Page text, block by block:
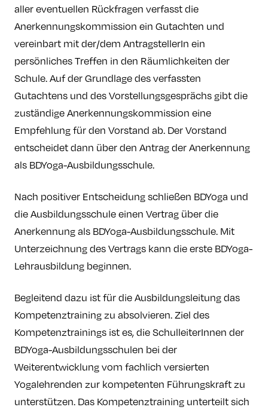
aller eventuellen Rückfragen verfasst die
Anerkennungskommission ein Gutachten und
vereinbart mit der/dem AntragstellerIn ein
persönliches Treffen in den Räumlichkeiten der
Schule. Auf der Grundlage des verfassten
Gutachtens und des Vorstellungsgesprächs gibt die
zuständige Anerkennungskommission eine
Empfehlung für den Vorstand ab. Der Vorstand
entscheidet dann über den Antrag der Anerkennung
als BDYoga-Ausbildungsschule.
Nach positiver Entscheidung schließen BDYoga und
die Ausbildungsschule einen Vertrag über die
Anerkennung als BDYoga-Ausbildungsschule. Mit
Unterzeichnung des Vertrags kann die erste BDYoga-
Lehrausbildung beginnen.
Begleitend dazu ist für die Ausbildungsleitung das
Kompetenztraining zu absolvieren. Ziel des
Kompetenztrainings ist es, die SchulleiterInnen der
BDYoga-Ausbildungsschulen bei der
Weiterentwicklung vom fachlich versierten
Yogalehrenden zur kompetenten Führungskraft zu
unterstützen. Das Kompetenztraining unterteilt sich